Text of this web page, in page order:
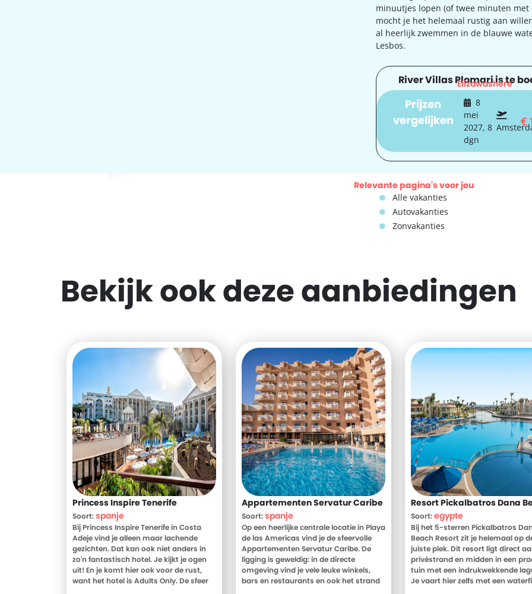
minuutjes lopen (of twee minuten met
mocht je het helemaal rustig aan
al heerlijk zwemmen in de blauwe
Lesbos.
River Villas Plomari is te
Elizawashere
Prijzen
vergelijken
8
mei
2027, 8
dgn
€
Relevante pagina's voor jou
Alle vakanties
Autovakanties
Zonvakanties
Bekijk ook dezeaanbiedingen
Princess Inspire Tenerife
Soort:spanje
Bij Princess Inspire Tenerife in Costa
Adeje vind je alleen maar lachende
gezichten. Dat kan ook niet anders in
zo'n fantastisch hotel. Je kijkt je ogen
uit! En je komt hier ook voor de rust,
want het hotel is Adults Only. De sfeer
Appartementen Servatur Caribe
Soort:spanje
Op een heerlijke centrale locatie in Playa
de las Americas vind je de sfeervolle
Appartementen Servatur Caribe. De
ligging is geweldig: in de directe
omgeving vind je vele leuke winkels,
bars en restaurants en ook het strand
Resort Pickalbatros Dana
Soort:egypte
Bij het 5-sterren Pickalbatros
Beach Resort zit je helemaal op
juiste plek. Dit resort ligt direct
privéstrand en midden in een
tuin met een indrukwekkende
Je vaart hier zelfs met een